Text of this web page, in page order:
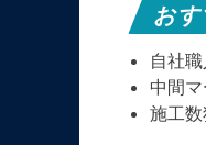
お
自社
中間
施工